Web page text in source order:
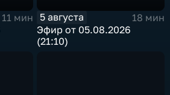
11 мин
5 августа
18 мин
Эфир от 05.08.2026
(21:10)